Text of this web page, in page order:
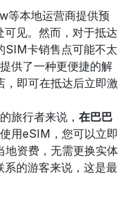
等本地运营商提供预
见。然而，对于抵达
SIM卡销售点可能不太
提供了一种更便捷的解
，即可在抵达后立即激
旅行者来说， 在巴巴
用eSIM，您可以立即
地资费，无需更换实体
的游客来说，这是最